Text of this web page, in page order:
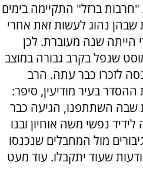
ברזל" התקיימה בימים
שבהן נהוג לעשות זאת אחרי
הייתה שנה מעוברת. לכן
שנפל בקרב גבורה במוצב
לזכרו כבר עתה. הרב
בעיר מודיעין, סיפר:
שבה השתתפנו, הגיעה כבר
נפשי משה אוחיון ובנו
מול המחבלים שנכנסו
שעוד יתקבלו. עוד מעט